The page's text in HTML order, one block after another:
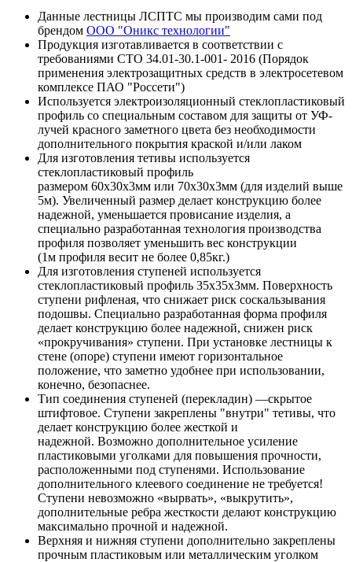
Данные лестницы ЛСПТС мы производим сами под
брендом ООО "Оникс технологии"
Продукция изготавливается в соответствии с
требованиями СТО 34.01-30.1-001- 2016 (Порядок
применения электрозащитных средств в электросетевом
комплексе ПАО "Россети")
Используется электроизоляционный стеклопластиковый
профиль со специальным составом для защиты от УФ-
лучей красного заметного цвета без необходимости
дополнительного покрытия краской и/или лаком
Для изготовления тетивы используется
стеклопластиковый профиль
размером 60х30х3мм или 70х30х3мм (для изделий выше
5м). Увеличенный размер делает конструкцию более
надежной, уменьшается провисание изделия, а
специально разработанная технология производства
профиля позволяет уменьшить вес конструкции
(1м профиля весит не более 0,85кг.)
Для изготовления ступеней используется
стеклопластиковый профиль 35х35х3мм. Поверхность
ступени рифленая, что снижает риск соскальзывания
подошвы. Специально разработанная форма профиля
делает конструкцию более надежной, снижен риск
«прокручивания» ступени. При установке лестницы к
стене (опоре) ступени имеют горизонтальное
положение, что заметно удобнее при использовании,
конечно, безопаснее.
Тип соединения ступеней (перекладин) —скрытое
штифтовое. Ступени закреплены "внутри" тетивы, что
делает конструкцию более жесткой и
надежной. Возможно дополнительное усиление
пластиковыми уголками для повышения прочности,
расположенными под ступенями. Использование
дополнительного клеевого соединение не требуется!
Ступени невозможно «вырвать», «выкрутить»,
дополнительные ребра жесткости делают конструкцию
максимально прочной и надежной.
Верхняя и нижняя ступени дополнительно закреплены
прочным пластиковым или металлическим уголком